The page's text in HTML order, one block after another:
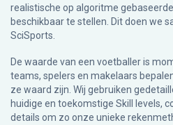
realistische op algoritme
beschikbaar te stellen. Dit doen we
SciSports
De waarde van een voetballer is
teams, spelers en makelaars
ze waard zijn. Wij gebruiken
huidige en toekomstige Skill levels,
details om zo onze unieke